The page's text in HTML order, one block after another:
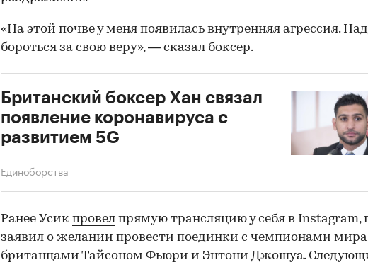
00:00 / 00:00
«На этой почве у меня появилась внутренняя агрессия.
бороться за свою веру», — сказал боксер.
Британский боксер Хан связал
появление коронавируса с
развитием 5G
Единоборства
Ранее Усик провел прямую трансляцию у себя в Instagram,
заявил о желании провести поединки с чемпионами мира
британцами Тайсоном Фьюри и Энтони Джошуа.